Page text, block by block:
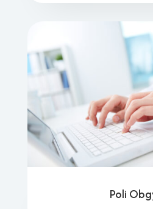
Poli